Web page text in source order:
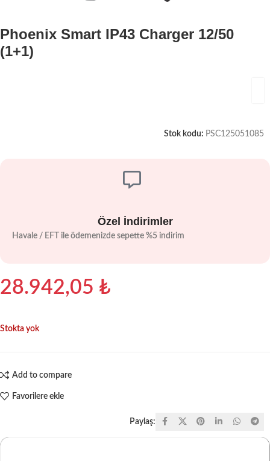
Phoenix Smart IP43 Charger 12/50
(1+1)
Stok kodu: PSC125051085
Özel İndirimler
Havale / EFT ile ödemenizde sepette %5 indirim
28.942,05 ₺
Stokta yok
Add to compare
Favorilere ekle
Paylaş: